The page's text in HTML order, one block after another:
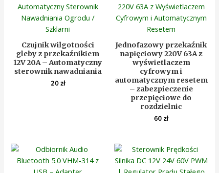
Czujnik wilgotności
gleby z przekaźnikiem
12V 20A – Automatyczny
sterownik nawadniania
20 zł
Jednofazowy przekaźnik
napięciowy 220V 63A z
wyświetlaczem
cyfrowym i
automatycznym resetem
– zabezpieczenie
przepięciowe do
rozdzielnic
60 zł